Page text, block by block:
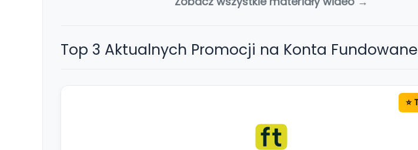
Top 3 Aktualnych Promocji na Konta Fundowane